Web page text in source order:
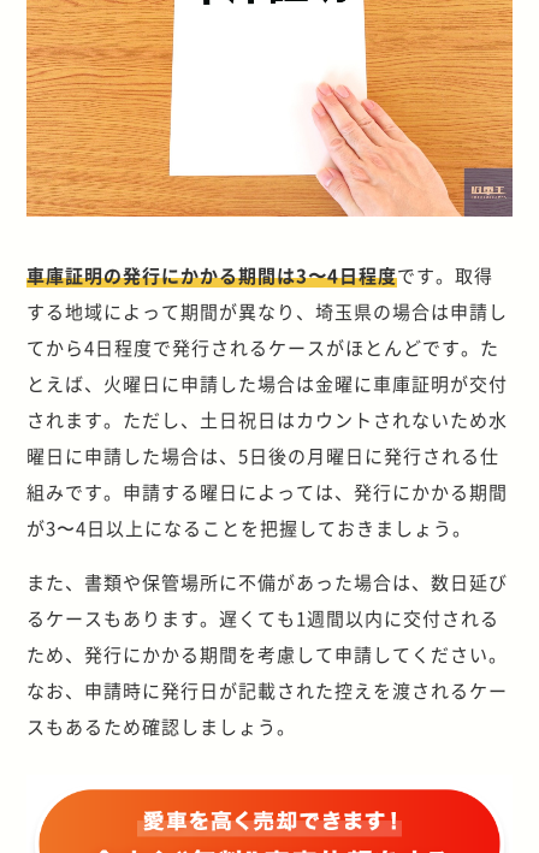
車庫証明の発行にかかる期間は3〜4日程度です。取得
する地域によって期間が異なり、埼玉県の場合は申請し
てから4日程度で発行されるケースがほとんどです。た
とえば、火曜日に申請した場合は金曜に車庫証明が交付
されます。ただし、土日祝日はカウントされないため水
曜日に申請した場合は、5日後の月曜日に発行される仕
組みです。申請する曜日によっては、発行にかかる期間
が3〜4日以上になることを把握しておきましょう。
また、書類や保管場所に不備があった場合は、数日延び
るケースもあります。遅くても1週間以内に交付される
ため、発行にかかる期間を考慮して申請してください。
なお、申請時に発行日が記載された控えを渡されるケー
スもあるため確認しましょう。